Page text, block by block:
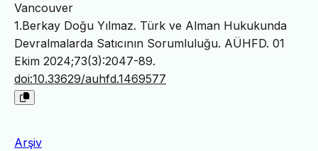
Vancouver
1.Berkay Doğu Yılmaz. Türk ve Alman Hukukunda
Devralmalarda Satıcının Sorumluluğu. AÜHFD. 01
Ekim 2024;73(3):2047-89.
doi:10.33629/auhfd.1469577
Arşiv